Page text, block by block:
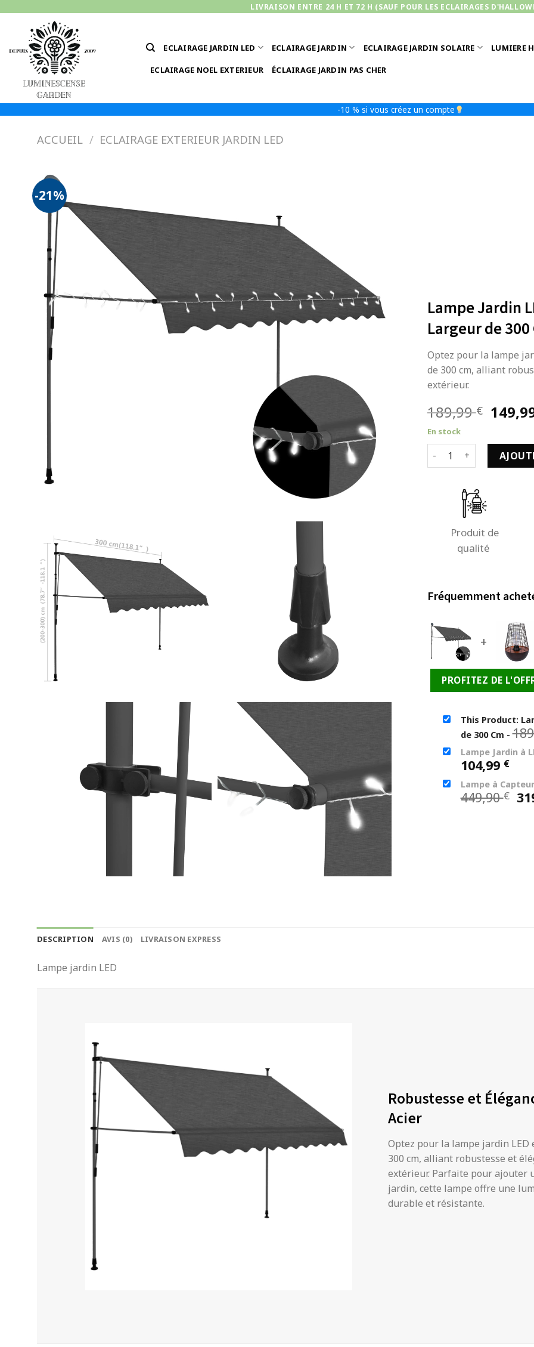
contenu
LIVRAISON ENTRE 24 H ET 72 H (SAUF POUR LES ECLAIRAGES
ECLAIRAGE JARDIN LED ECLAIRAGE JARDIN ECLAIRAGE JARDIN SOLAIRE LUMIERE
ECLAIRAGE NOEL EXTERIEUR ÉCLAIRAGE JARDIN PAS CHER
-10 % si vous créez un compte
ACCUEIL / ECLAIRAGE EXTERIEUR JARDIN LED
-21%
Lampe Jardin
Largeur de 300
Optez pour la lampe
de 300 cm, alliant
extérieur.
189,99€ Le
prix
initial
était :
En stock
quantité de Lampe
Produit de
qualité
Fréquemment
+
PROFITEZ DE
This Product:
de 300 Cm -
Lampe Jardin à
104,99 €
Lampe à
449,90€ Le
DESCRIPTION AVIS (0) LIVRAISON EXPRESS
Lampe jardin LED
Robustesse et
Acier
Optez pour la lampe jardin LED
300 cm, alliant robustesse et
extérieur. Parfaite pour ajouter
jardin, cette lampe offre une
durable et résistante.